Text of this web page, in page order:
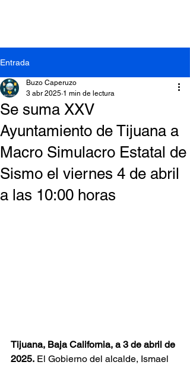
Entrada
Se suma XXV
Ayuntamiento de Tijuana a
Macro Simulacro Estatal de
Sismo el viernes 4 de abril
a las 10:00 horas
Buzo Caperuzo
3 abr 2025 1 min de lectura
Tijuana, Baja California, a 3 de abril de
2025. El Gobierno del alcalde, Ismael